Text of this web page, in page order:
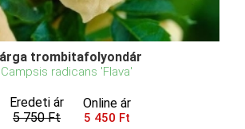
trombitafolyondár
Campsis radicans 'Flava'
Eredeti ár
5 750 Ft
Online ár
5 450 Ft